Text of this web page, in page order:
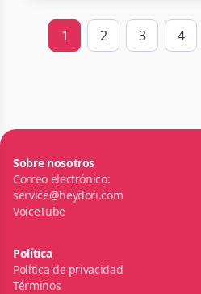
1 2 3 4
Sobre nosotros
Correo electrónico:
service@heydori.com
VoiceTube
Política
Política de privacidad
Términos